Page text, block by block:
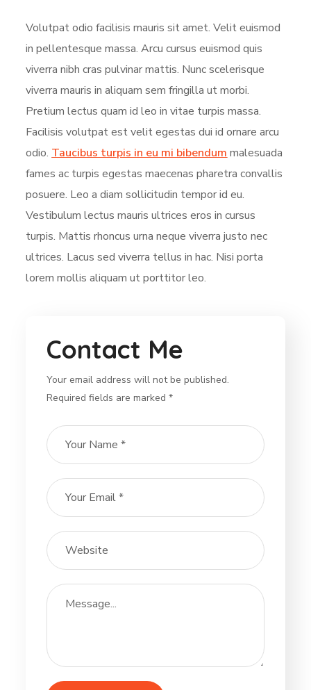
Volutpat odio facilisis mauris sit amet. Velit euismod
in pellentesque massa. Arcu cursus euismod quis
viverra nibh cras pulvinar mattis. Nunc scelerisque
viverra mauris in aliquam sem fringilla ut morbi.
Pretium lectus quam id leo in vitae turpis massa.
Facilisis volutpat est velit egestas dui id ornare arcu
odio. Taucibus turpis in eu mi bibendum malesuada
fames ac turpis egestas maecenas pharetra convallis
posuere. Leo a diam sollicitudin tempor id eu.
Vestibulum lectus mauris ultrices eros in cursus
turpis. Mattis rhoncus urna neque viverra justo nec
ultrices. Lacus sed viverra tellus in hac. Nisi porta
lorem mollis aliquam ut porttitor leo.
Contact Me
Your email address will not be published.
Required fields are marked *